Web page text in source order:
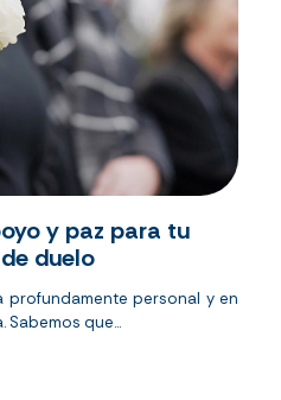
y paz para tu
duelo
profundamente personal y en
que...